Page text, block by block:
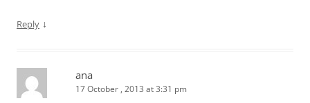
Reply ↓
ana
17 October , 2013 at 3:31 pm